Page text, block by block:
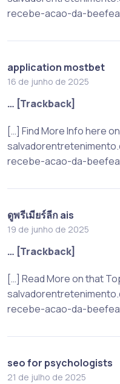
recebe-acao-da-
application mostbet
16 de junho de 2025
… [Trackback]
[…] Find More Info here
recebe-acao-da-
ดูพรีเมียร์ลีก ais
19 de junho de 2025
… [Trackback]
[…] Read More on that
recebe-acao-da-
seo for psychologists
21 de julho de 2025